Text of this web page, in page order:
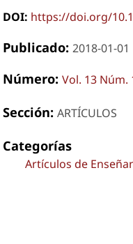
DOI: https://doi.org/
Publicado: 2018-01-01
Número: Vol. 13 Núm.
Sección: ARTÍCULOS
Categorías
Artículos de